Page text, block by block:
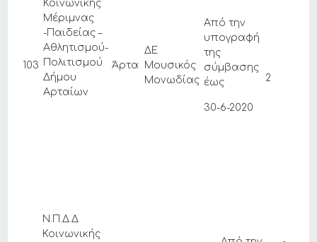
103
Κοινωνικής
Μέριμνας
-Παιδείας –
Αθλητισμού-
Πολιτισμού
Δήμου
Αρταίων
Άρτα
ΔΕ
Μουσικός
Μονωδίας
Από την
υπογραφή
της
σύμβασης
έως
30-6-2020
2
Ν.Π.Δ.Δ
Κοινωνικής